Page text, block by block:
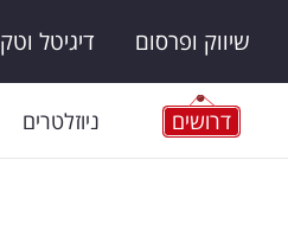
שיווק ופרסום דיגיטל וטק
דרושים ניוזלטרים